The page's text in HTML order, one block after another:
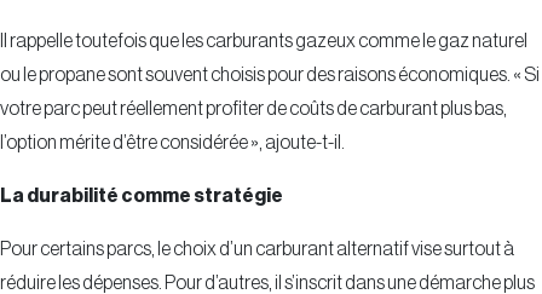
Il rappelle toutefois que les carburants gazeux comme le gaz naturel
ou le propane sont souvent choisis pour des raisons économiques. « Si
votre parc peut réellement profiter de coûts de carburant plus bas,
l’option mérite d’être considérée », ajoute-t-il.
La durabilité comme stratégie
Pour certains parcs, le choix d’un carburant alternatif vise surtout à
réduire les dépenses. Pour d’autres, il s’inscrit dans une démarche plus